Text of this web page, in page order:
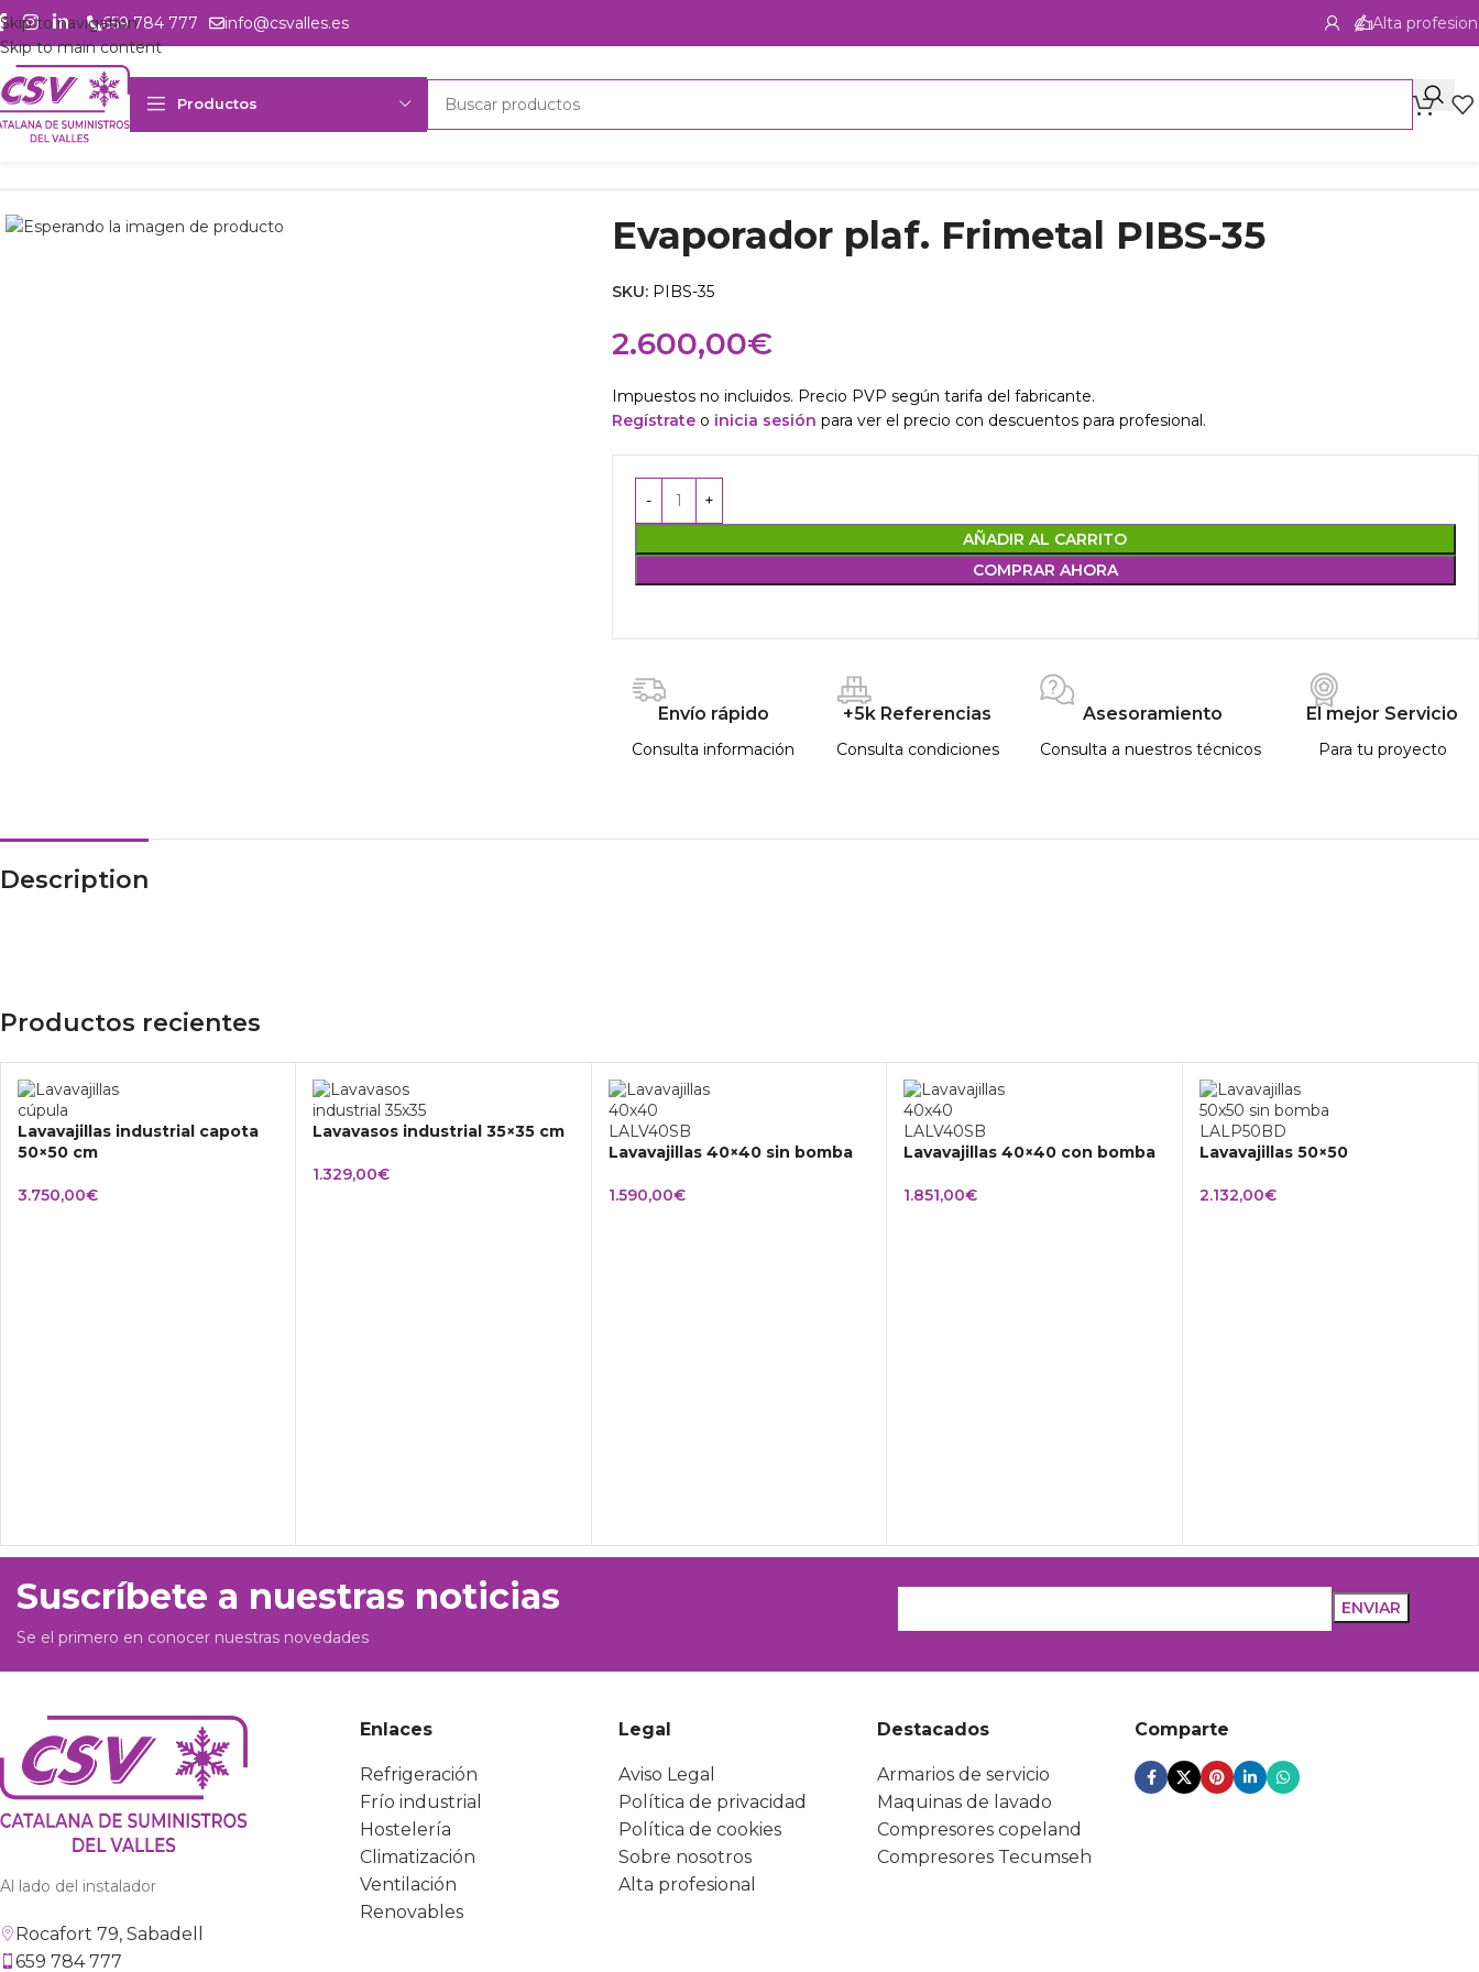
Skip to navigation
Skip to main content
659 784 777 info@csvalles.es Alta
Productos
Inicio Productos
Evaporador plaf. Frimetal PIBS-35
SKU: PIBS-35
2.600,00€
Impuestos no incluidos. Precio PVP según tarifa del fabricante.
Regístrateo inicia sesión para ver el precio con descuentos para profesional.
AÑADIR AL CARRITO
COMPRAR AHORA
Envío rápido
Consulta información
+5k Referencias
Consulta condiciones
Asesoramiento
Consulta a nuestros técnicos
El mejor Servicio
Para tu proyecto
Description
Productos recientes
Lavavajillas industrial capota
50×50 cm
3.750,00€
Lavavasos industrial 35×35 cm
1.329,00€
Lavavajillas 40×40 sin bomba
1.590,00€
Lavavajillas 40×40 con bomba
1.851,00€
Lavavajillas 50×50
2.132,00€
Suscríbete a nuestras noticias
Se el primero en conocer nuestras novedades
Al lado del instalador
Rocafort 79, Sabadell
659 784 777
Enlaces
Refrigeración
Frío industrial
Hostelería
Climatización
Ventilación
Renovables
Legal
Aviso Legal
Política de privacidad
Política de cookies
Sobre nosotros
Alta profesional
Destacados
Armarios de servicio
Maquinas de lavado
Compresores copeland
Compresores Tecumseh
Comparte